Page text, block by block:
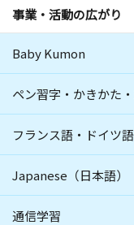
事業・活動の広がり
Baby Kumon
ペン習字・かきかた
フランス語・ドイツ語
Japanese（日本語）
通信学習